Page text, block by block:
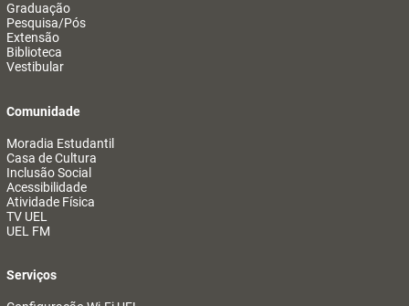
Graduação
Pesquisa/Pós
Extensão
Biblioteca
Vestibular
Comunidade
Moradia Estudantil
Casa de Cultura
Inclusão Social
Acessibilidade
Atividade Física
TV UEL
UEL FM
Serviços